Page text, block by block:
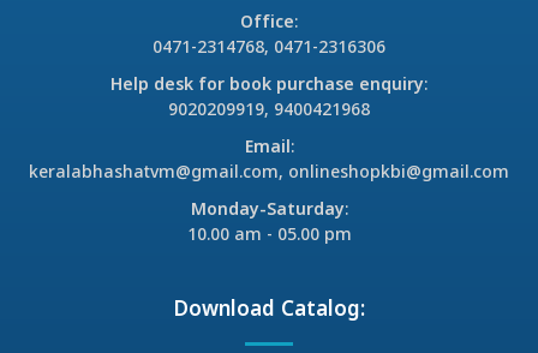
Office:
0471-2314768, 0471-2316306
Help desk for book purchase enquiry:
9020209919, 9400421968
Email:
keralabhashatvm@gmail.com, onlineshopkbi@gmail.com
Monday-Saturday:
10.00 am - 05.00 pm
Download Catalog: